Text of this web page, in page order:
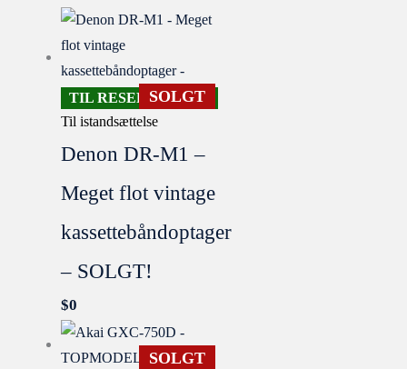
TIL RESERVEDELE
SOLGT
Til istandsættelse
Denon DR-M1 –
Meget flot vintage
kassettebåndoptager
– SOLGT!
$0
SOLGT